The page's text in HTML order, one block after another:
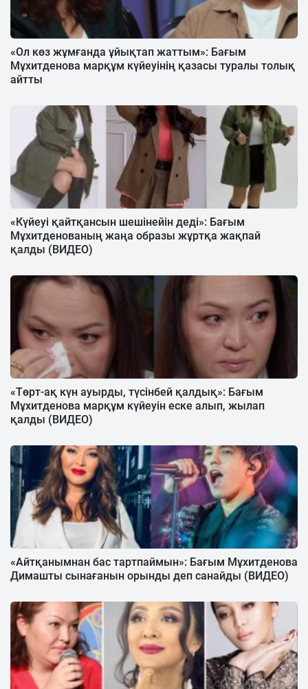
«Ол көз жұмғанда ұйықтап жаттым»: Бағым
Мұхитденова марқұм күйеуінің қазасы туралы толық
айтты
«Күйеуі қайтқансын шешінейін деді»: Бағым
Мұхитденованың жаңа образы жұртқа жақпай
қалды (ВИДЕО)
«Төрт-ақ күн ауырды, түсінбей қалдық»: Бағым
Мұхитденова марқұм күйеуін еске алып, жылап
қалды (ВИДЕО)
«Айтқанымнан бас тартпаймын»: Бағым Мұхитденова
Димашты сынағанын орынды деп санайды (ВИДЕО)